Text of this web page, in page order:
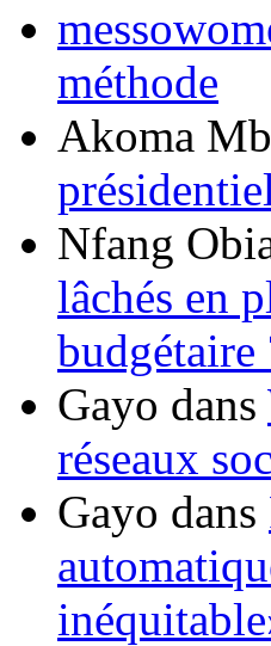
méthode
Akoma
Nfang
lâchés en
budgétaire
Gayo dans
réseaux
Gayo dans